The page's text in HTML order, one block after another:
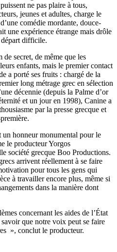
ne pas plaire à tous,
jeunes et adultes, charge le
comédie mordante, douce-
une expérience étrange mais drôle
départ difficile.
secret, de même que les
enfants, mais le premier contact
a porté ses fruits : chargé de la
long métrage grec en sélection
décennie (depuis la Palme d’or
et un jour en 1998), Canine a
par la presse grecque et
un honneur monumental pour le
le producteur Yorgos
société grecque Boo Productions.
arrivent réellement à se faire
pour tous les gens qui
à travailler encore plus, même si
dans la manière dont
concernant les aides de l’État
que notre voix peut se faire
», conclut le producteur.